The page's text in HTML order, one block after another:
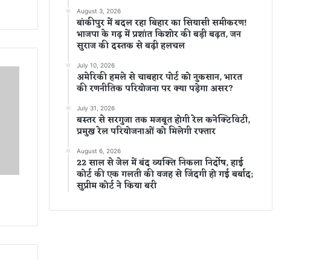
August 3, 2026
बांकीपुर में बदल रहा बिहार का सियासी समीकरण!
भाजपा के गढ़ में प्रशांत किशोर की बड़ी बढ़त, जन
सुराज की दस्तक से बढ़ी हलचल
July 10, 2026
अमेरिकी हमले से चाबहार पोर्ट को नुकसान, भारत
की रणनीतिक परियोजना पर क्या पड़ेगा असर?
July 31, 2026
बस्तर से सरगुजा तक मजबूत होगी रेल कनेक्टिविटी,
प्रमुख रेल परियोजनाओं को मिलेगी रफ्तार
August 6, 2026
22 साल से जेल में बंद व्यक्ति निकला निर्दोष, हाई
कोर्ट की एक गलती की वजह से जिंदगी हो गई बर्बाद;
सुप्रीम कोर्ट ने किया बरी